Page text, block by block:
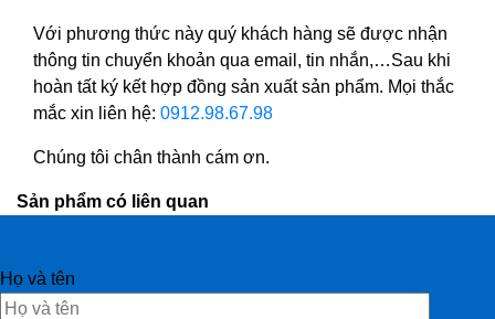
Với phương thức này quý khách hàng sẽ được nhận
thông tin chuyển khoản qua email, tin nhắn,…Sau khi
hoàn tất ký kết hợp đồng sản xuất sản phẩm. Mọi thắc
mắc xin liên hệ: 0912.98.67.98
Chúng tôi chân thành cám ơn.
Sản phẩm có liên quan
Họ và tên